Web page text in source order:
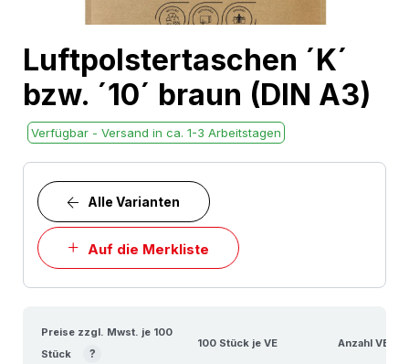
to
the
of
the
images
gallery
Luftpolstertaschen ´K´
bzw. ´10´ braun (DIN A3)
Verfügbar - Versand in ca. 1-3 Arbeitstagen
Auf die Merkliste
Alle Varianten
Preise zzgl. Mwst. je 100
Stück
?
100 Stück je VE Anzahl VE